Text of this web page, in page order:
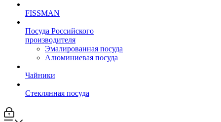
FISSMAN
Посуда Российского
производителя
Эмалированная посуда
Алюминиевая посуда
Чайники
Стеклянная посуда